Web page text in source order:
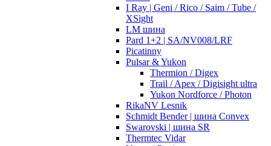
I Ray | Geni / Rico / Saim / Tube /
XSight
LM шина
Pard 1+2 | SA/NV008/LRF
Picatinny
Pulsar & Yukon
Thermion / Digex
Trail / Apex / Digisight ultra
Yukon Nordforce / Photon
RikaNV Lesnik
Schmidt Bender | шина Convex
Swarovski | шина SR
Thermtec Vidar